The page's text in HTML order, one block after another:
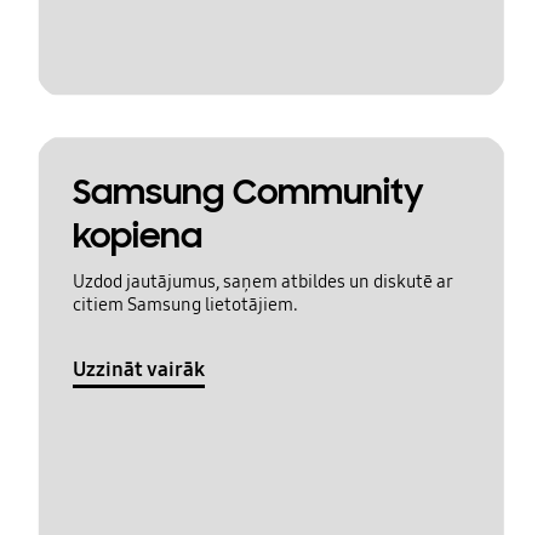
Samsung Community
kopiena
Uzdod jautājumus, saņem atbildes un diskutē ar
citiem Samsung lietotājiem.
Uzzināt vairāk